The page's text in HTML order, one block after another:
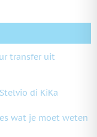
transfer uit
di KiKa
wat je moet weten